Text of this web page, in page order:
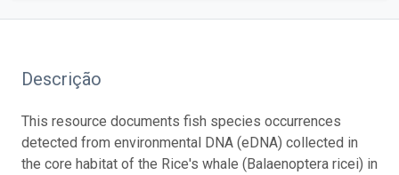
Descrição
This resource documents fish species occurrences
detected from environmental DNA (eDNA) collected in
the core habitat of the Rice's whale (Balaenoptera ricei) in